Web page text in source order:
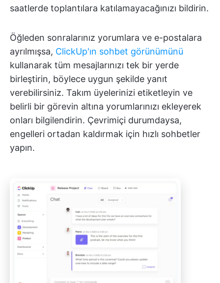
saatlerde toplantılara katılamayacağınızı bildirin.
Öğleden sonralarınız yorumlara ve e-postalara
ayrılmışsa, ClickUp'ın sohbet görünümünü
kullanarak tüm mesajlarınızı tek bir yerde
birleştirin, böylece uygun şekilde yanıt
verebilirsiniz. Takım üyelerinizi etiketleyin ve
belirli bir görevin altına yorumlarınızı ekleyerek
onları bilgilendirin. Çevrimiçi durumdaysa,
engelleri ortadan kaldırmak için hızlı sohbetler
yapın.